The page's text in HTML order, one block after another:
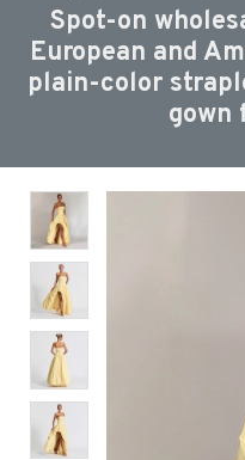
Spot-on
European and
plain-color
gown